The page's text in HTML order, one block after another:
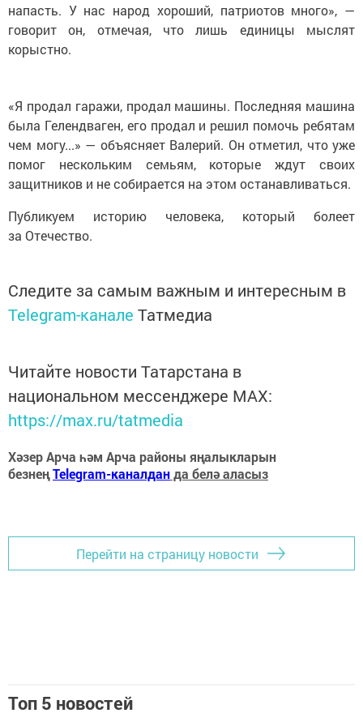
напасть. У нас народ хороший, патриотов много», —
говорит он, отмечая, что лишь единицы мыслят
корыстно.
«Я продал гаражи, продал машины. Последняя машина
была Гелендваген, его продал и решил помочь ребятам
чем могу...» — объясняет Валерий. Он отметил, что уже
помог нескольким семьям, которые ждут своих
защитников и не собирается на этом останавливаться.
Публикуем историю человека, который болеет
за Отечество.
Следите за самым важным и интересным в
Telegram-канале Татмедиа
Читайте новости Татарстана в
национальном мессенджере MАХ:
https://max.ru/tatmedia
Хәзер Арча һәм Арча районы яңалыкларын
безнеңTelegram-каналданда белә аласыз
Перейти на страницу новости
Топ 5 новостей